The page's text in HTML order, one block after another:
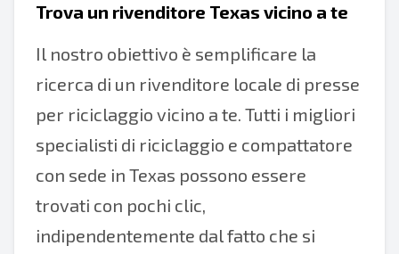
Trova un rivenditore Texas vicino a te
Il nostro obiettivo è semplificare la
ricerca di un rivenditore locale di presse
per riciclaggio vicino a te. Tutti i migliori
specialisti di riciclaggio e compattatore
con sede in Texas possono essere
trovati con pochi clic,
indipendentemente dal fatto che si